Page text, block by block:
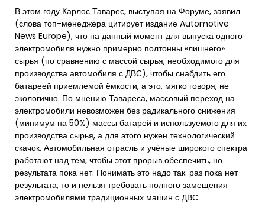
В этом году Карлос Таварес, выступая на Форуме, заявил
(слова топ-менеджера цитирует издание Automotive
News Europe), что на данный момент для выпуска одного
электромобиля нужно примерно полтонны «лишнего»
сырья (по сравнению с массой сырья, необходимого для
производства автомобиля с ДВС), чтобы снабдить его
батареей приемлемой ёмкости, а это, мягко говоря, не
экологично. По мнению Тавареса, массовый переход на
электромобили невозможен без радикального снижения
(минимум на 50%) массы батарей и используемого для их
производства сырья, а для этого нужен технологический
скачок. Автомобильная отрасль и учёные широкого спектра
работают над тем, чтобы этот прорыв обеспечить, но
результата пока нет. Понимать это надо так: раз пока нет
результата, то и нельзя требовать полного замещения
электромобилями традиционных машин с ДВС.